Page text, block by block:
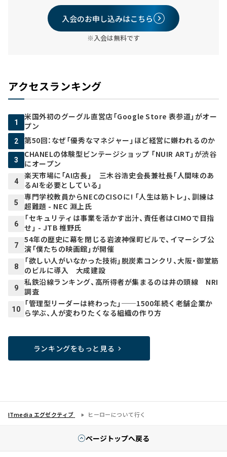
入会のお申し込みはこちら
※入会は無料です
アクセスランキング
1
米国外初のグーグル直営店「Google Store 表参道」がオー
プン
2 第50回：なぜ「優秀なマネジャー」ほど経営に嫌われるのか
3
CHANELの体験型ビンテージショップ 「NUIR ART」が渋谷
にオープン
4
楽天市場に「AI店長」 三木谷浩史会長兼社長「人間味のあ
るAIを必要としている」
5
専門学校教員からNECのCISOに! 「人生は筋トレ」、訓練は
超難題 - NEC 淵上氏
6
「セキュリティは事業を活かす出汁、責任者はCIMOで目指
せ」 - JTB 椎野氏
7
54年の歴史に幕を閉じる岩波神保町ビルで、イマーシブ公
演「僕たちの映画館」が開催
8
「欲しい人がいなかった技術」脱炭素コンクリ、大阪・御堂筋
のビルに導入 大成建設
9
私鉄沿線ランキング、高所得者が集まるのは井の頭線 NRI
調査
10
「管理型リーダーは終わった」──1500年続く老舗企業か
ら学ぶ、人が変わりたくなる組織の作り方
ランキングをもっと見る
ITmedia エグゼクティブ ヒーローについて行く
ページトップへ戻る